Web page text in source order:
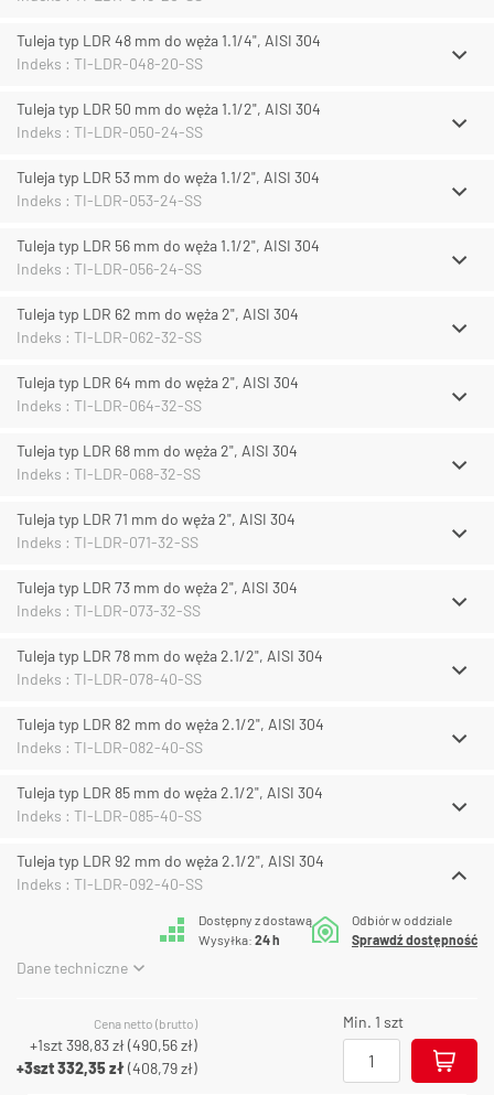
Tuleja typ LDR 48 mm do węża 1.1/4", AISI 304
Indeks : TI-LDR-048-20-SS
Tuleja typ LDR 50 mm do węża 1.1/2", AISI 304
Indeks : TI-LDR-050-24-SS
Tuleja typ LDR 53 mm do węża 1.1/2", AISI 304
Indeks : TI-LDR-053-24-SS
Tuleja typ LDR 56 mm do węża 1.1/2", AISI 304
Indeks : TI-LDR-056-24-SS
Tuleja typ LDR 62 mm do węża 2", AISI 304
Indeks : TI-LDR-062-32-SS
Tuleja typ LDR 64 mm do węża 2", AISI 304
Indeks : TI-LDR-064-32-SS
Tuleja typ LDR 68 mm do węża 2", AISI 304
Indeks : TI-LDR-068-32-SS
Tuleja typ LDR 71 mm do węża 2", AISI 304
Indeks : TI-LDR-071-32-SS
Tuleja typ LDR 73 mm do węża 2", AISI 304
Indeks : TI-LDR-073-32-SS
Tuleja typ LDR 78 mm do węża 2.1/2", AISI 304
Indeks : TI-LDR-078-40-SS
Tuleja typ LDR 82 mm do węża 2.1/2", AISI 304
Indeks : TI-LDR-082-40-SS
Tuleja typ LDR 85 mm do węża 2.1/2", AISI 304
Indeks : TI-LDR-085-40-SS
Tuleja typ LDR 92 mm do węża 2.1/2", AISI 304
Indeks : TI-LDR-092-40-SS
Dostępny z dostawą
Wysyłka: 24 h
Odbiór w oddziale
Sprawdź dostępność
Dane techniczne
Cena netto (brutto)
+1szt398,83 zł(490,56 zł)
+3szt332,35 zł(408,79 zł)
Min. 1 szt